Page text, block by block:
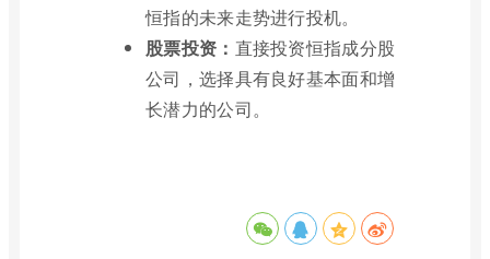
恒指的未来走势进行投机。
股票投资： 直接投资恒指成分股
公司，选择具有良好基本面和增
长潜力的公司。